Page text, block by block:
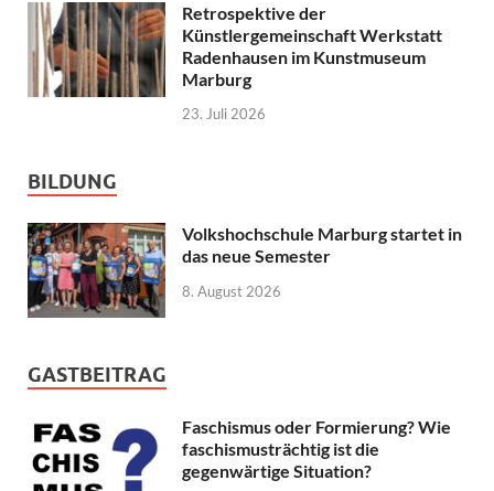
Retrospektive der
Künstlergemeinschaft Werkstatt
Radenhausen im Kunstmuseum
Marburg
23. Juli 2026
BILDUNG
Volkshochschule Marburg startet in
das neue Semester
8. August 2026
GASTBEITRAG
Faschismus oder Formierung? Wie
faschismusträchtig ist die
gegenwärtige Situation?